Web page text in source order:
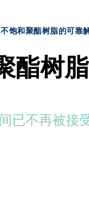
不饱和聚酯树脂的可靠
酯树
已不再被接受